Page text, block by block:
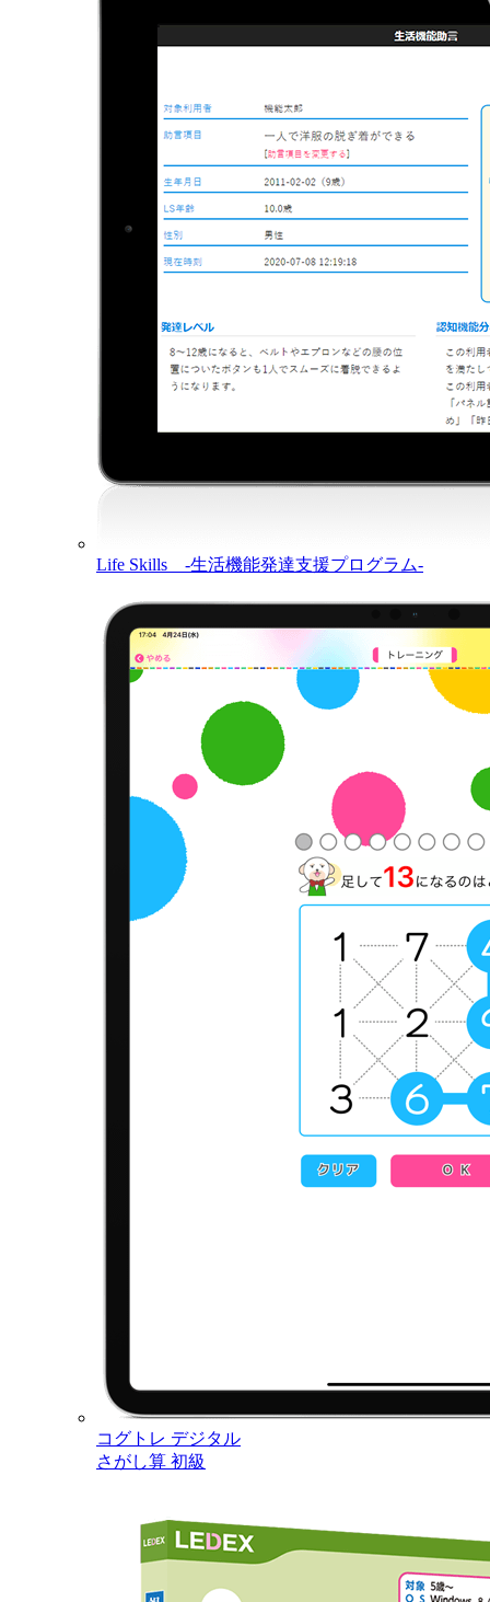
Life Skills -生活機能発達支援プログラム-
コグトレ デジタル
さがし算 初級